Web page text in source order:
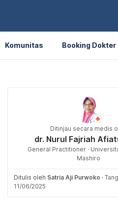
Komunitas Booking Dokter
Ditinjau secara medis
dr. Nurul Fajriah
General Practitioner ·
Mashiro
Ditulis oleh Satria Aji Purwoko ·
11/06/2025